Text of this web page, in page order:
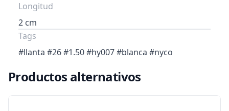
Longitud
2 cm
Tags
#llanta #26 #1.50 #hy007 #blanca #nyco
Productos alternativos